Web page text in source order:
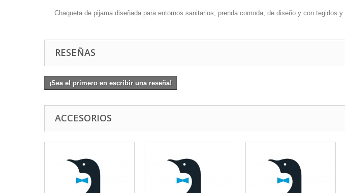
Chaqueta de pijama diseñada para entornos sanitarios, prenda comoda, de diseño y con tegidos
RESEÑAS
¡Sea el primero en escribir una reseña!
ACCESORIOS